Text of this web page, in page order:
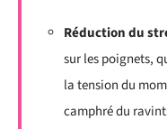
Réduction du
sur les poignets,
la tension du
camphré du